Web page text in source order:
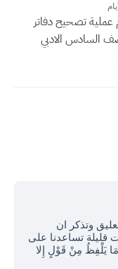
عملية تصحيح دفاتر
السادس الادبي
وتذكر ان
قليلة تساعدنا على
يَلْفِظُ مِنْ قَوْلٍ إِلا